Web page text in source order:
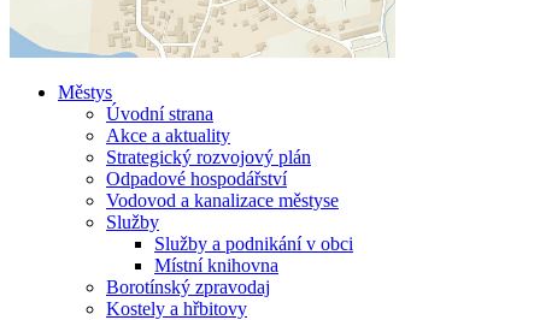
Městys
Úvodní strana
Akce a aktuality
Strategický rozvojový plán
Odpadové hospodářství
Vodovod a kanalizace městyse
Služby
Služby a podnikání v obci
Místní knihovna
Borotínský zpravodaj
Kostely a hřbitovy